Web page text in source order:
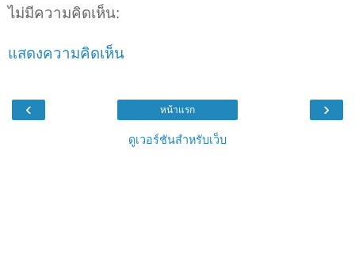
ไม่มีความคิดเห็น:
แสดงความคิดเห็น
‹ ›
หน้าแรก
ดูเวอร์ชันสำหรับเว็บ